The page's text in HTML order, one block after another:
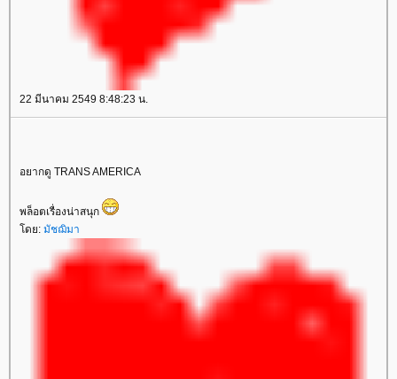
22 มีนาคม 2549 8:48:23 น.
อยากดู TRANS AMERICA
พล็อตเรื่องน่าสนุก
ดย: มัชฌิมา